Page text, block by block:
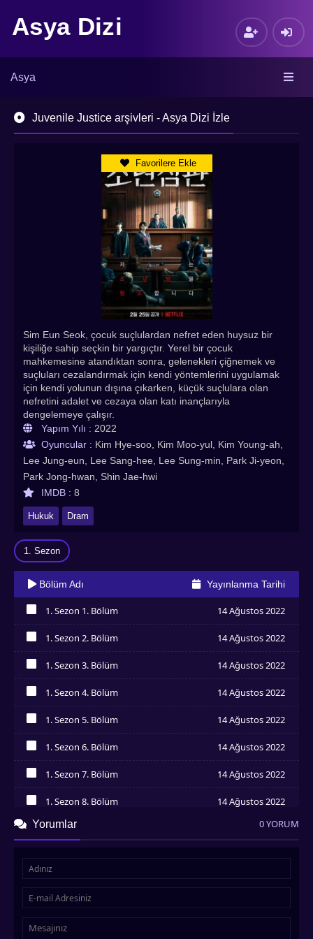
Asya Dizi
Asya
Juvenile Justice arşivleri - Asya Dizi İzle
Favorilere Ekle
Sim Eun Seok, çocuk suçlulardan nefret eden huysuz bir
kişiliğe sahip seçkin bir yargıçtır. Yerel bir çocuk
mahkemesine atandıktan sonra, gelenekleri çiğnemek ve
suçluları cezalandırmak için kendi yöntemlerini uygulamak
için kendi yolunun dışına çıkarken, küçük suçlulara olan
nefretini adalet ve cezaya olan katı inançlarıyla
dengelemeye çalışır.
Yapım Yılı : 2022
Oyuncular : Kim Hye-soo, Kim Moo-yul, Kim Young-ah,
Lee Jung-eun, Lee Sang-hee, Lee Sung-min, Park Ji-yeon,
Park Jong-hwan, Shin Jae-hwi
IMDB : 8
Hukuk Dram
1. Sezon
Bölüm Adı Yayınlanma Tarihi
1. Sezon 1. Bölüm 14 Ağustos 2022
1. Sezon 2. Bölüm 14 Ağustos 2022
1. Sezon 3. Bölüm 14 Ağustos 2022
1. Sezon 4. Bölüm 14 Ağustos 2022
1. Sezon 5. Bölüm 14 Ağustos 2022
1. Sezon 6. Bölüm 14 Ağustos 2022
1. Sezon 7. Bölüm 14 Ağustos 2022
İzledim
1. Sezon 8. Bölüm 14 Ağustos 2022
1. Sezon 9. Bölüm 14 Ağustos 2022
İzledim
Yorumlar 0 YORUM